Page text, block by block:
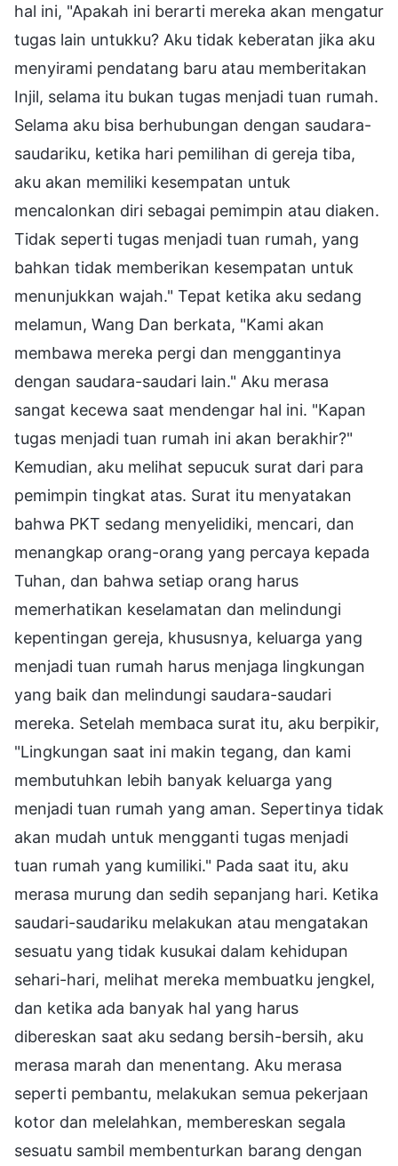
hal ini, "Apakah ini berarti mereka akan mengatur
tugas lain untukku? Aku tidak keberatan jika aku
menyirami pendatang baru atau memberitakan
Injil, selama itu bukan tugas menjadi tuan rumah.
Selama aku bisa berhubungan dengan saudara-
saudariku, ketika hari pemilihan di gereja tiba,
aku akan memiliki kesempatan untuk
mencalonkan diri sebagai pemimpin atau diaken.
Tidak seperti tugas menjadi tuan rumah, yang
bahkan tidak memberikan kesempatan untuk
menunjukkan wajah." Tepat ketika aku sedang
melamun, Wang Dan berkata, "Kami akan
membawa mereka pergi dan menggantinya
dengan saudara-saudari lain." Aku merasa
sangat kecewa saat mendengar hal ini. "Kapan
tugas menjadi tuan rumah ini akan berakhir?"
Kemudian, aku melihat sepucuk surat dari para
pemimpin tingkat atas. Surat itu menyatakan
bahwa PKT sedang menyelidiki, mencari, dan
menangkap orang-orang yang percaya kepada
Tuhan, dan bahwa setiap orang harus
memerhatikan keselamatan dan melindungi
kepentingan gereja, khususnya, keluarga yang
menjadi tuan rumah harus menjaga lingkungan
yang baik dan melindungi saudara-saudari
mereka. Setelah membaca surat itu, aku berpikir,
"Lingkungan saat ini makin tegang, dan kami
membutuhkan lebih banyak keluarga yang
menjadi tuan rumah yang aman. Sepertinya tidak
akan mudah untuk mengganti tugas menjadi
tuan rumah yang kumiliki." Pada saat itu, aku
merasa murung dan sedih sepanjang hari. Ketika
saudari-saudariku melakukan atau mengatakan
sesuatu yang tidak kusukai dalam kehidupan
sehari-hari, melihat mereka membuatku jengkel,
dan ketika ada banyak hal yang harus
dibereskan saat aku sedang bersih-bersih, aku
merasa marah dan menentang. Aku merasa
seperti pembantu, melakukan semua pekerjaan
kotor dan melelahkan, membereskan segala
sesuatu sambil membenturkan barang dengan